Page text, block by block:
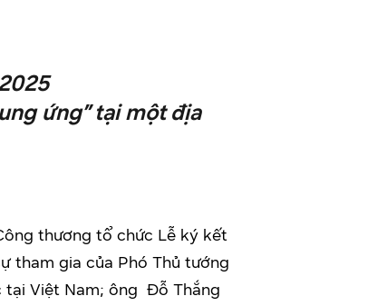
ứng” tại một địa
thương tổ chức Lễ ký kết
tham gia của Phó Thủ tướng
tại Việt Nam; ông Đỗ Thắng